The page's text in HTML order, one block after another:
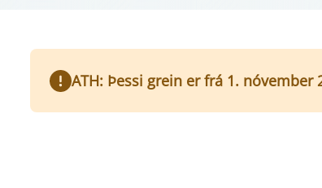
ATH: Þessi grein er frá 1.